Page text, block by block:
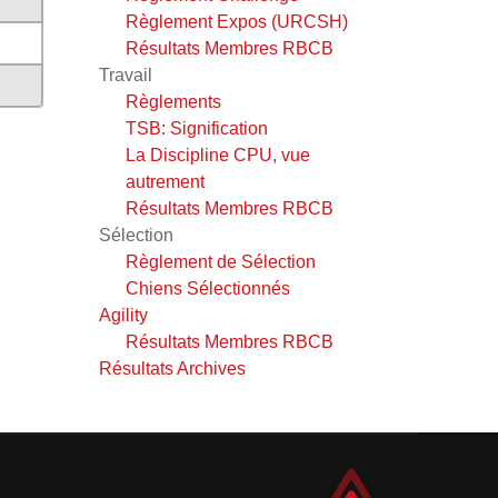
Règlement Expos (URCSH)
Résultats Membres RBCB
Travail
Règlements
TSB: Signification
La Discipline CPU, vue
autrement
Résultats Membres RBCB
Sélection
Règlement de Sélection
Chiens Sélectionnés
Agility
Résultats Membres RBCB
Résultats Archives